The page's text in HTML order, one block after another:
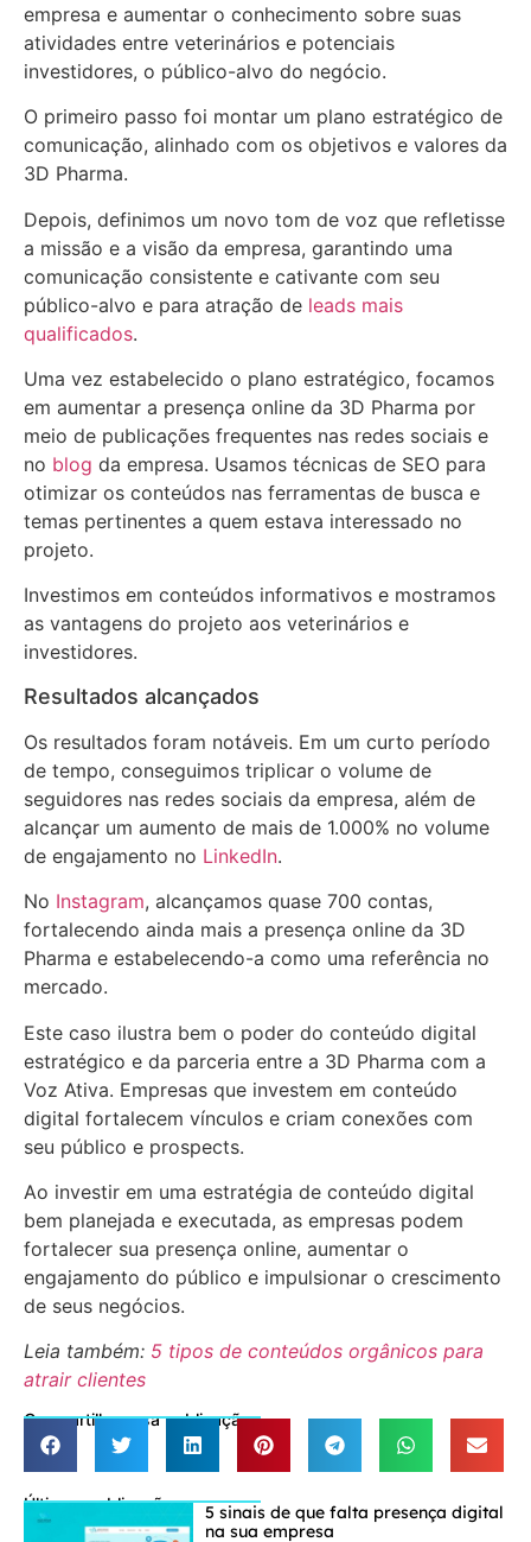
empresa e aumentar o conhecimento sobre suas
atividades entre veterinários e potenciais
investidores, o público-alvo do negócio.
O primeiro passo foi montar um plano estratégico de
comunicação, alinhado com os objetivos e valores da
3D Pharma.
Depois, definimos um novo tom de voz que refletisse
a missão e a visão da empresa, garantindo uma
comunicação consistente e cativante com seu
público-alvo e para atração de leads mais
qualificados.
Uma vez estabelecido o plano estratégico, focamos
em aumentar a presença online da 3D Pharma por
meio de publicações frequentes nas redes sociais e
no blog da empresa. Usamos técnicas de SEO para
otimizar os conteúdos nas ferramentas de busca e
temas pertinentes a quem estava interessado no
projeto.
Investimos em conteúdos informativos e mostramos
as vantagens do projeto aos veterinários e
investidores.
Resultados alcançados
Os resultados foram notáveis. Em um curto período
de tempo, conseguimos triplicar o volume de
seguidores nas redes sociais da empresa, além de
alcançar um aumento de mais de 1.000% no volume
de engajamento no LinkedIn.
No Instagram, alcançamos quase 700 contas,
fortalecendo ainda mais a presença online da 3D
Pharma e estabelecendo-a como uma referência no
mercado.
Este caso ilustra bem o poder do conteúdo digital
estratégico e da parceria entre a 3D Pharma com a
Voz Ativa. Empresas que investem em conteúdo
digital fortalecem vínculos e criam conexões com
seu público e prospects.
Ao investir em uma estratégia de conteúdo digital
bem planejada e executada, as empresas podem
fortalecer sua presença online, aumentar o
engajamento do público e impulsionar o crescimento
de seus negócios.
Leia também: 5 tipos de conteúdos orgânicos para
atrair clientes
Compartilhe essa publicação
Últimas publicações
5 sinais de que falta presença digital
na sua empresa